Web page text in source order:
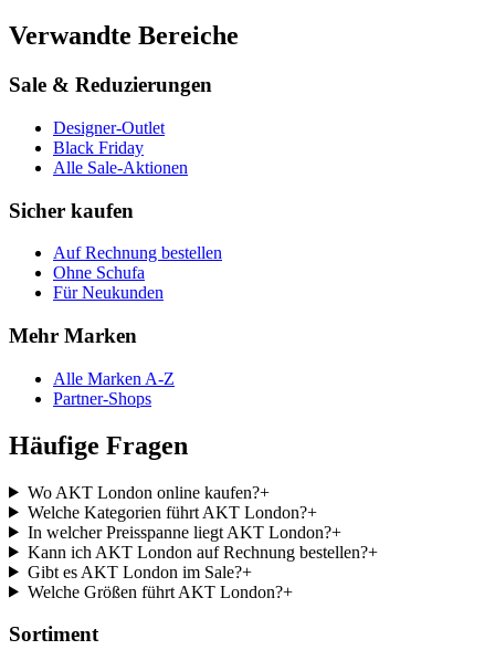
Verwandte Bereiche
Sale & Reduzierungen
Designer-Outlet
Black Friday
Alle Sale-Aktionen
Sicher kaufen
Auf Rechnung bestellen
Ohne Schufa
Für Neukunden
Mehr Marken
Alle Marken A-Z
Partner-Shops
Häufige Fragen
Wo AKT London online kaufen?+
Welche Kategorien führt AKT London?+
In welcher Preisspanne liegt AKT London?+
Kann ich AKT London auf Rechnung bestellen?+
Gibt es AKT London im Sale?+
Welche Größen führt AKT London?+
Sortiment